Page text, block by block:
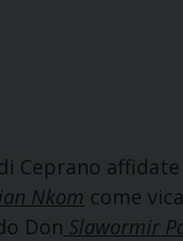
Ceprano
Nkom come
Don Slawormir